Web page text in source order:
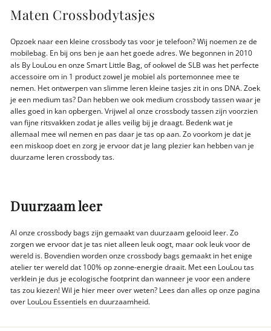
Maten Crossbodytasjes
Opzoek naar een kleine crossbody tas voor je telefoon? Wij noemen ze de
mobilebag. En bij ons ben je aan het goede adres. We begonnen in 2010
als By LouLou en onze Smart Little Bag, of ookwel de SLB was het perfecte
accessoire om in 1 product zowel je mobiel als portemonnee mee te
nemen. Het ontwerpen van slimme leren kleine tasjes zit in ons DNA. Zoek
je een medium tas? Dan hebben we ook medium crossbody tassen waar je
alles goed in kan opbergen. Vrijwel al onze crossbody tassen zijn voorzien
van fijne ritsvakken zodat je alles veilig bij je draagt. Bedenk wat je
allemaal mee wil nemen en pas daar je tas op aan. Zo voorkom je dat je
een miskoop doet en zorg je ervoor dat je lang plezier kan hebben van je
duurzame leren crossbody tas.
Duurzaam leer
Al onze crossbody bags zijn gemaakt van duurzaam gelooid leer. Zo
zorgen we ervoor dat je tas niet alleen leuk oogt, maar ook leuk voor de
wereld is. Bovendien worden onze crossbody bags gemaakt in het enige
atelier ter wereld dat 100% op zonne-energie draait. Met een LouLou tas
verklein je dus je ecologische footprint dan wanneer je voor een andere
tas zou kiezen! Wil je hier meer over weten? Lees dan alles op onze pagina
over LouLou Essentiels en duurzaamheid.